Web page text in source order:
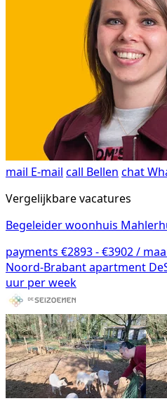
mail E-mail call Bellen chat
Vergelijkbare vacatures
Begeleider woonhuis
payments €2893 - €3902 /
Noord-Brabantapartment
uur per week